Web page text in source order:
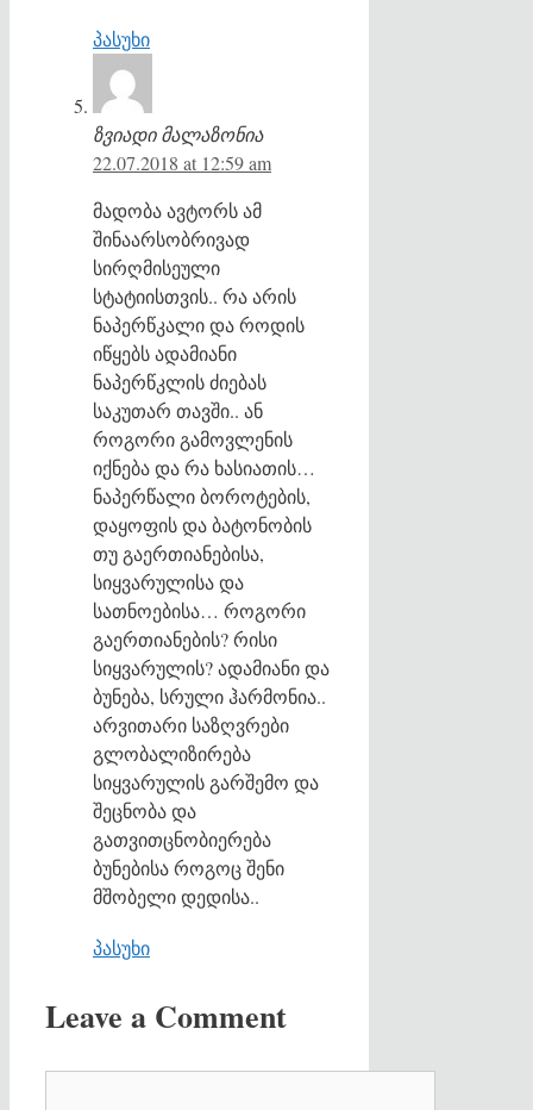
პასუხი
ზვიადი მალაზონია
22.07.2018 at 12:59 am
მადობა ავტორს ამ
შინაარსობრივად
სირღმისეული
სტატიისთვის.. რა არის
ნაპერწკალი და როდის
იწყებს ადამიანი
ნაპერწკლის ძიებას
საკუთარ თავში.. ან
როგორი გამოვლენის
იქნება და რა ხასიათის…
ნაპერწალი ბოროტების,
დაყოფის და ბატონობის
თუ გაერთიანებისა,
სიყვარულისა და
სათნოებისა… როგორი
გაერთიანების? რისი
სიყვარულის? ადამიანი და
ბუნება, სრული ჰარმონია..
არვითარი საზღვრები
გლობალიზირება
სიყვარულის გარშემო და
შეცნობა და
გათვითცნობიერება
ბუნებისა როგოც შენი
მშობელი დედისა..
პასუხი
Leave a Comment